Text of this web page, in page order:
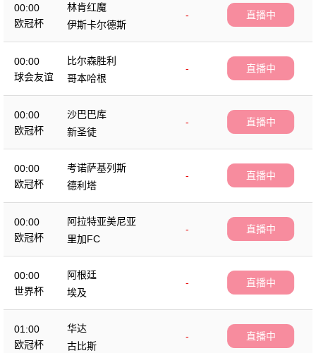
00:00
欧冠杯
林肯红魔
-
伊斯卡尔德斯
直播中
00:00
球会友谊
比尔森胜利
-
哥本哈根
直播中
00:00
欧冠杯
沙巴巴库
-
新圣徒
直播中
00:00
欧冠杯
考诺萨基列斯
-
德利塔
直播中
00:00
欧冠杯
阿拉特亚美尼亚
-
里加FC
直播中
00:00
世界杯
阿根廷
-
埃及
直播中
01:00
欧冠杯
华达
-
古比斯
直播中